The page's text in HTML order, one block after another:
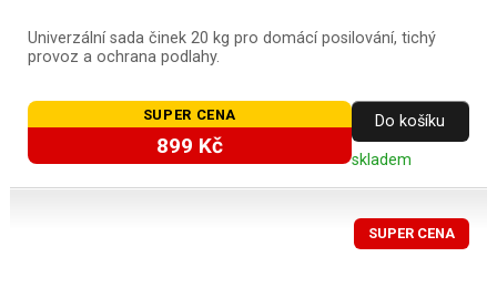
Univerzální sada činek 20 kg pro domácí posilování, tichý
provoz a ochrana podlahy.
SUPER CENA
899 Kč
Do košíku
skladem
SUPER CENA